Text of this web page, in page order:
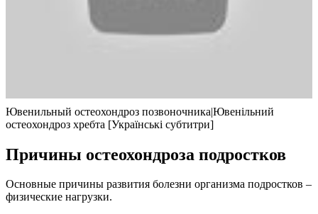
Ювенильный остеохондроз позвоночника|Ювенільний
остеохондроз хребта [Українські субтитри]
Причины остеохондроза подростков
Основные причины развития болезни организма подростков –
физические нагрузки.